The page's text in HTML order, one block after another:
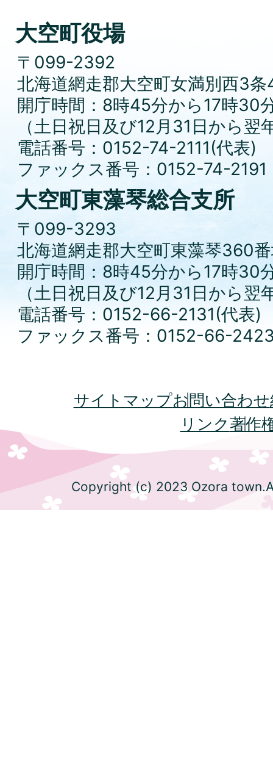
大空町役場
〒099-2392
北海道網走郡大空町女満別西3条
開庁時間：8時45分から17時30
（土日祝日及び12月31日から
電話番号：0152-74-2111(代表)
ファックス番号：0152-74-2191
大空町東藻琴総合支所
〒099-3293
北海道網走郡大空町東藻琴360
開庁時間：8時45分から17時30
（土日祝日及び12月31日から
電話番号：0152-66-2131(代表)
ファックス番号：0152-66-
サイトマップお問い合わせ
リンク著作
Copyright (c) 2023 Ozora